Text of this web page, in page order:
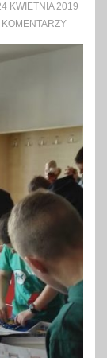
KWIETNIA 2019
KOMENTARZY